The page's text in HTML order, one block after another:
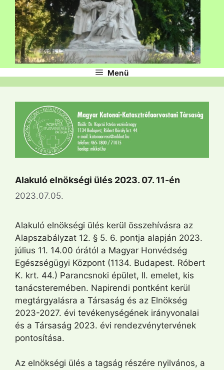
Menü
Alakuló elnökségi ülés 2023. 07. 11-én
2023.07.05.
Alakuló elnökségi ülés kerül összehívásra az
Alapszabályzat 12. § 5. 6. pontja alapján 2023.
július 11. 14.00 órától a Magyar Honvédség
Egészségügyi Központ (1134. Budapest. Róbert
K. krt. 44.) Parancsnoki épület, II. emelet, kis
tanácsteremében. Napirendi pontként kerül
megtárgyalásra a Társaság és az Elnökség
2023-2027. évi tevékenységének irányvonalai
és a Társaság 2023. évi rendezvénytervének
pontosítása.
Az elnökségi ülés a tagság részére nyilvános, a